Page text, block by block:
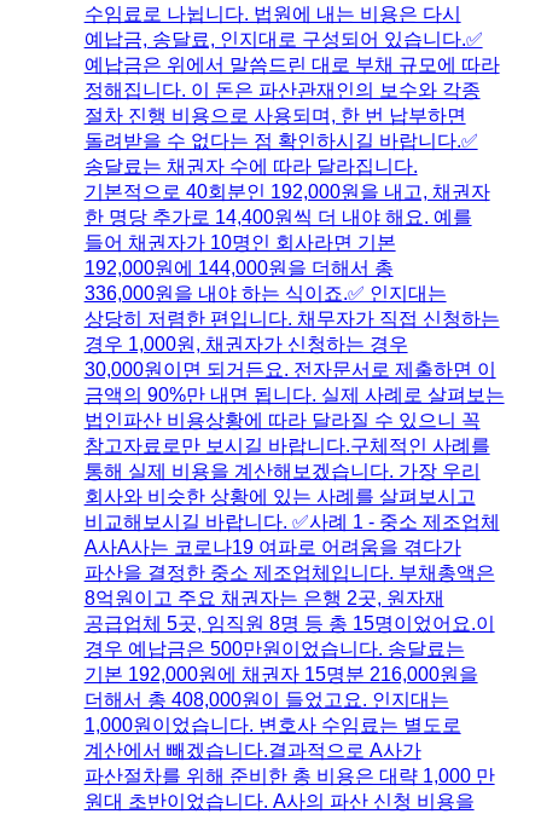
수임료로 나뉩니다. 법원에 내는 비용은 다시
예납금, 송달료, 인지대로 구성되어 있습니다.​✅
예납금은 위에서 말씀드린 대로 부채 규모에 따라
정해집니다. 이 돈은 파산관재인의 보수와 각종
절차 진행 비용으로 사용되며, 한 번 납부하면
돌려받을 수 없다는 점 확인하시길 바랍니다.​✅
송달료는 채권자 수에 따라 달라집니다.
기본적으로 40회분인 192,000원을 내고, 채권자
한 명당 추가로 14,400원씩 더 내야 해요. 예를
들어 채권자가 10명인 회사라면 기본
192,000원에 144,000원을 더해서 총
336,000원을 내야 하는 식이죠.​✅ 인지대는
상당히 저렴한 편입니다. 채무자가 직접 신청하는
경우 1,000원, 채권자가 신청하는 경우
30,000원이면 되거든요. 전자문서로 제출하면 이
금액의 90%만 내면 됩니다.​ 실제 사례로 살펴보는
법인파산 비용상황에 따라 달라질 수 있으니 꼭
참고자료로만 보시길 바랍니다.구체적인 사례를
통해 실제 비용을 계산해보겠습니다. 가장 우리
회사와 비슷한 상황에 있는 사례를 살펴보시고
비교해보시길 바랍니다.​ ✅사례 1 - 중소 제조업체
A사​A사는 코로나19 여파로 어려움을 겪다가
파산을 결정한 중소 제조업체입니다. 부채총액은
8억원이고 주요 채권자는 은행 2곳, 원자재
공급업체 5곳, 임직원 8명 등 총 15명이었어요.​이
경우 예납금은 500만원이었습니다. 송달료는
기본 192,000원에 채권자 15명분 216,000원을
더해서 총 408,000원이 들었고요. 인지대는
1,000원이었습니다. 변호사 수임료는 별도로
계산에서 빼겠습니다.​결과적으로 A사가
파산절차를 위해 준비한 총 비용은 대략 1,000 만
원대 초반이었습니다. A사의 파산 신청 비용을